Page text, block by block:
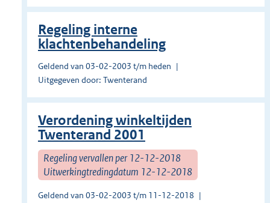
Regeling interne
klachtenbehandeling
Geldend van 03-02-2003 t/m heden
Uitgegeven door: Twenterand
Verordening winkeltijden
Twenterand 2001
Regeling vervallen per 12-12-2018
Uitwerkingtredingdatum 12-12-2018
Geldend van 03-02-2003 t/m 11-12-2018